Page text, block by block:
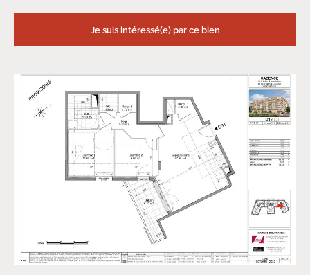
Je suis intéressé(e) par ce bien